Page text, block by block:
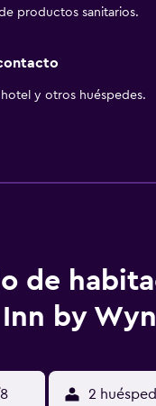
productos sanitarios.
y otros huéspedes.
de
Inn by
2